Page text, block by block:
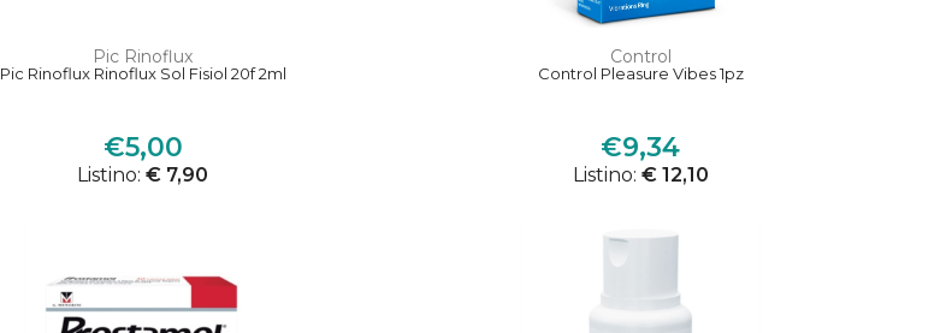
Pic Rinoflux
Pic Rinoflux Rinoflux Sol Fisiol 20f 2ml
€5,00
Listino:€ 7,90
Control
Control Pleasure Vibes 1pz
€9,34
Listino: € 12,10